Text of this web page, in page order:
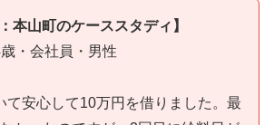
本山町のケーススタディ】
・会社員・男性
て安心して10万円を借りました。最